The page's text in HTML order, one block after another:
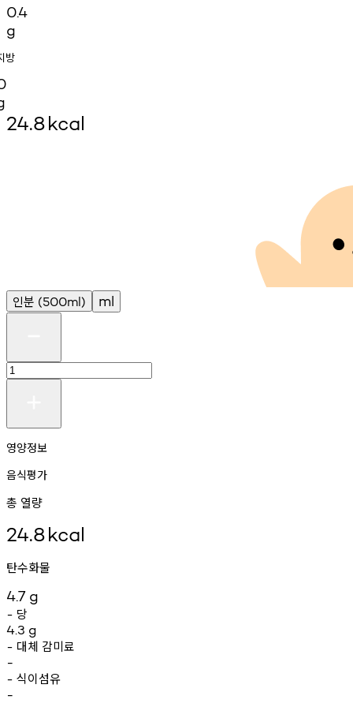
0.4
g
방
24.8kcal
인분 (500ml) ml
영양정보
음식평가
총 열량
24.8kcal
탄수화물
4.7 g
- 당
4.3 g
- 대체 감미료
-
- 식이섬유
-